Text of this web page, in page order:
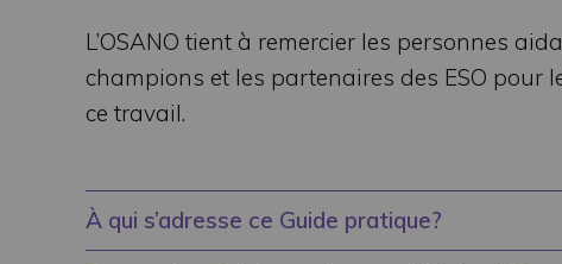
L’OSANO tient à remercier les personnes
champions et les partenaires des ESO
ce travail.
À qui s’adresse ce Guide pratique?